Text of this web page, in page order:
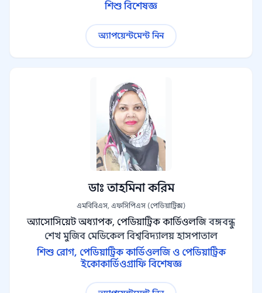
শিশু বিশেষজ্ঞ
অ্যাপয়েন্টমেন্ট নিন
ডাঃ তাহমিনা করিম
এমবিবিএস, এফসিপিএস (পেডিয়াট্রিক্স)
অ্যাসোসিয়েট অধ্যাপক, পেডিয়াট্রিক কার্ডিওলজি বঙ্গবন্ধু
শেখ মুজিব মেডিকেল বিশ্ববিদ্যালয় হাসপাতাল
শিশু রোগ, পেডিয়াট্রিক কার্ডিওলজি ও পেডিয়াট্রিক
ইকোকার্ডিওগ্রাফি বিশেষজ্ঞ